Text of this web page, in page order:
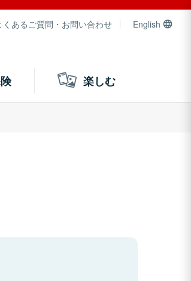
くあるご質問・お問い合わせ English
楽しむ